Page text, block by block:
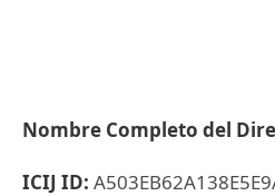
Nombre Completo del
ICIJ ID: